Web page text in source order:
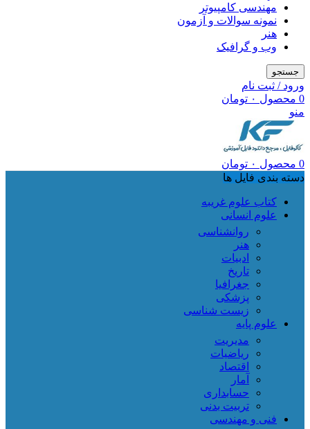
مهندسی کامپیوتر
نمونه سوالات و آزمون
هنر
وب و گرافیک
جستجو
ورود / ثبت نام
0 محصول ۰ تومان
منو
0 محصول ۰ تومان
دسته بندی فایل ها
کتاب علوم غریبه
علوم انسانی
روانشناسی
هنر
ادبیات
تاریخ
جغرافیا
پزشکی
زیست شناسی
علوم پایه
مدیریت
ریاضیات
اقتصاد
آمار
حسابداری
تربیت بدنی
فنی و مهندسی